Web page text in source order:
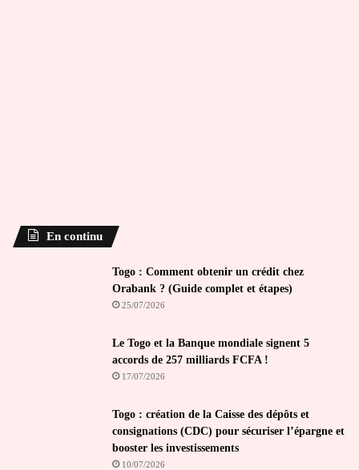
En continu
Togo : Comment obtenir un crédit chez
Orabank ? (Guide complet et étapes)
25/07/2026
Le Togo et la Banque mondiale signent 5
accords de 257 milliards FCFA !
17/07/2026
Togo : création de la Caisse des dépôts et
consignations (CDC) pour sécuriser l’épargne et
booster les investissements
10/07/2026